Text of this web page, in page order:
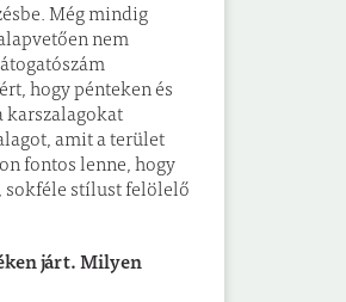
Még mindig
nem
hogy pénteken és
karszalagokat
amit a terület
fontos lenne, hogy
sokféle stílust felölelő
járt. Milyen